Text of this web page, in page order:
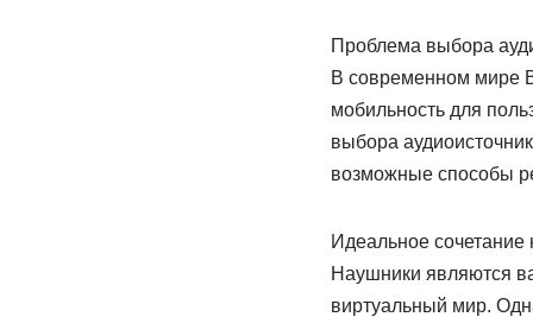
Проблема выбора
В современном мире
мобильность для
выбора
возможные способы
Идеальное
Наушники являются
виртуальный мир.